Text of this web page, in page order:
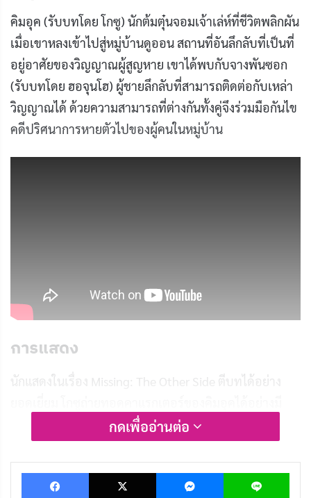
คิมอุค (รับบทโดย โกซู) นักต้มตุ๋นจอมเจ้าเล่ห์ที่ชีวิตพลิกผัน
เมื่อเขาหลงเข้าไปสู่หมู่บ้านดูออน สถานที่อันลึกลับที่เป็นที่
อยู่อาศัยของวิญญาณผู้สูญหาย เขาได้พบกับจางพันซอก
(รับบทโดย ฮอจุนโฮ) ผู้ชายลึกลับที่สามารถติดต่อกับเหล่า
วิญญาณได้ ด้วยความสามารถที่ต่างกันทั้งคู่จึงร่วมมือกันไข
คดีปริศนาการหายตัวไปของผู้คนในหมู่บ้าน
การแสดง
นักแสดงในเรื่อง Missing: The Other Side ตีบทได้อย่าง
เสน่ห์ด้วยบุคลิกเจ้าชู้แต่แฝงความอบอุ่น ฮอจุนโฮก็แสดง
เป็นจางพันซอกได้อย่างน่าดึงดูดด้วยท่าทางและสีหน้าที่ดู
ลึกลับน่าค้นหา นอกจากนี้ยังมีนักแสดงสมทบที่แสดงได้ดีไม่
แพ้กัน ทำให้เนื้อเรื่องดูน่าติดตามมากยิ่งขึ้น
กดเพื่ออ่านต่อ
Facebook X Messenger Line